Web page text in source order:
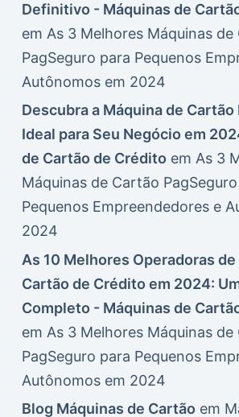
Definitivo - Máquinas de
em As 3 Melhores Máquinas de
PagSeguro para Pequenos
Autônomos em 2024
Descubra a Máquina de Cartão
Ideal para Seu Negócio em
de Cartão de Crédito em As 3
Máquinas de Cartão
Pequenos Empreendedores e
2024
As 10 Melhores Operadoras
Cartão de Crédito em 2024:
Completo - Máquinas de
em As 3 Melhores Máquinas de
PagSeguro para Pequenos
Autônomos em 2024
Blog Máquinas de Cartão em